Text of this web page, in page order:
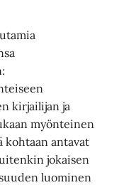
kirjailijan ja
myönteinen
kohtaan antavat
jokaisen
luominen